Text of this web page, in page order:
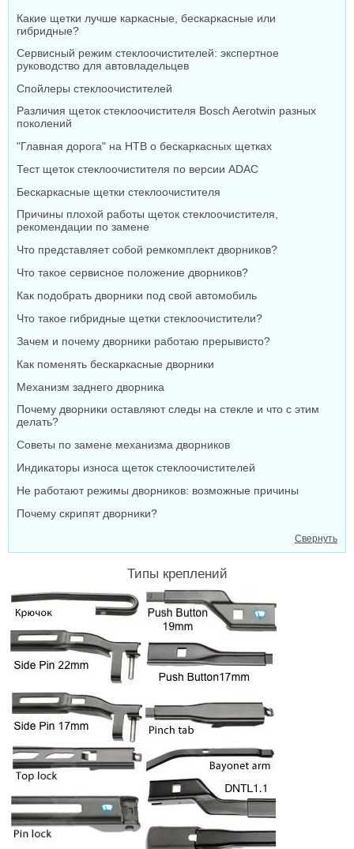
Какие щетки лучше каркасные, бескаркасные или
гибридные?
Сервисный режим стеклоочистителей: экспертное
руководство для автовладельцев
Спойлеры стеклоочистителей
Различия щеток стеклоочистителя Bosch Aerotwin разных
поколений
"Главная дорога" на НТВ о бескаркасных щетках
Тест щеток стеклоочистителя по версии ADAC
Бескаркасные щетки стеклоочистителя
Причины плохой работы щеток стеклоочистителя,
рекомендации по замене
Что представляет собой ремкомплект дворников?
Что такое сервисное положение дворников?
Как подобрать дворники под свой автомобиль
Что такое гибридные щетки стеклоочистители?
Зачем и почему дворники работаю прерывисто?
Как поменять бескаркасные дворники
Механизм заднего дворника
Почему дворники оставляют следы на стекле и что с этим
делать?
Советы по замене механизма дворников
Индикаторы износа щеток стеклоочистителей
Не работают режимы дворников: возможные причины
Почему скрипят дворники?
Свернуть
Типы креплений